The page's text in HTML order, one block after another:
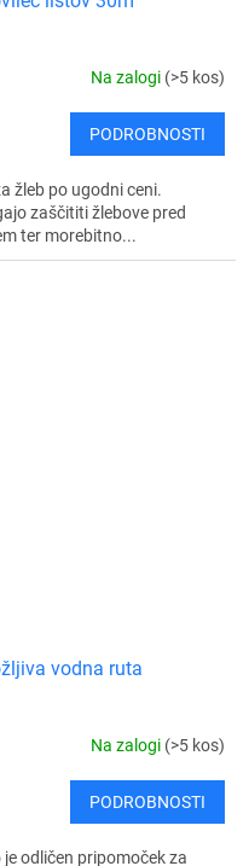
Na zalogi (>5 kos)
PODROBNOSTI
žleb po ugodni ceni.
zaščititi žlebove pred
ter morebitno...
vodna ruta
Na zalogi (>5 kos)
PODROBNOSTI
odličen pripomoček za